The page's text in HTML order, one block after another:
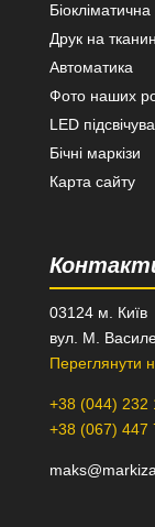
Друк на
Автоматика
Фото наших
LED
Бічні маркізи
Карта сайту
03124 м. Київ
вул. М.
Переглянути
+38 (044) 232
+38 (067) 447